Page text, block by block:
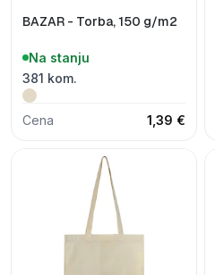
BAZAR - Torba, 150 g/m2
Na stanju
381 kom.
Cena 1,39 €